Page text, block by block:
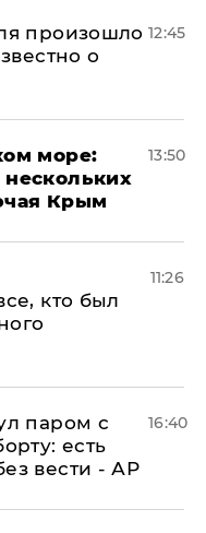
произошло
о
12:45
море:
Крым
13:50
кто был
11:26
паром с
есть
вести - АР
16:40